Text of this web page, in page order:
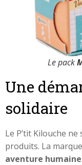
Le pack
Une
solidaire
Le P’tit Kilouche
produits. La
aventure humaine